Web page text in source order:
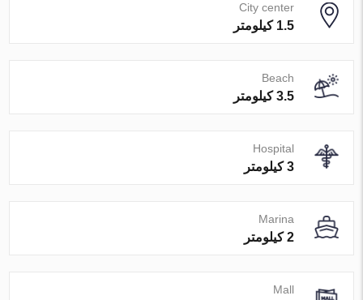
City center
1.5 کیلومتر
Beach
3.5 کیلومتر
Hospital
3 کیلومتر
Marina
2 کیلومتر
Mall